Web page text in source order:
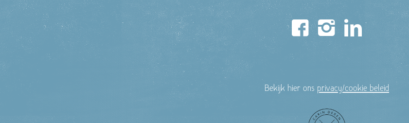
Bekijk hier ons privacy/cookie beleid